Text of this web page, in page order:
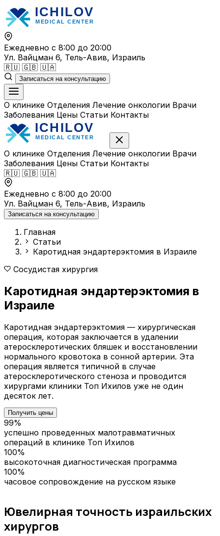
Перейти
к
содержимому
Ежедневно с 8:00 до 20:00
Ул. Вайцман 6, Тель-Авив, Израиль
🇷🇺 🇬🇧 🇺🇦
Записаться на консультацию
О клинике Отделения Лечение онкологии Врачи
Заболевания Цены Статьи Контакты
О клинике Отделения Лечение онкологии Врачи
Заболевания Цены Статьи Контакты
🇷🇺 🇬🇧 🇺🇦
Ежедневно с 8:00 до 20:00
Ул. Вайцман 6, Тель-Авив, Израиль
Записаться на консультацию
Главная
Статьи
Каротидная эндартерэктомия в Израиле
Сосудистая хирургия
Каротидная эндартерэктомия в
Израиле
Каротидная эндартерэктомия — хирургическая
операция, которая заключается в удалении
атеросклеротических бляшек и восстановлении
нормального кровотока в сонной артерии. Эта
операция является типичной в случае
атеросклеротического стеноза и проводится
хирургами клиники Топ Ихилов уже не один
десяток лет.
Получить цены
99%
успешно проведенных малотравматичных
операций в клинике Топ Ихилов
100%
высокоточная диагностическая программа
100%
часовое сопровождение на русском языке
Ювелирная точность израильских
хирургов